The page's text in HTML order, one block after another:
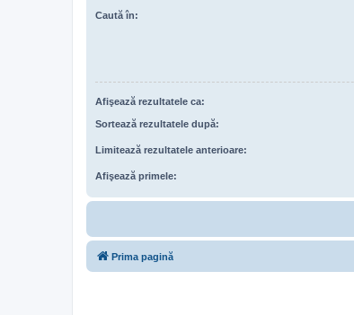
Caută în:
Afişează rezultatele ca:
Sortează rezultatele după:
Limitează rezultatele anterioare:
Afişează primele:
Prima pagină